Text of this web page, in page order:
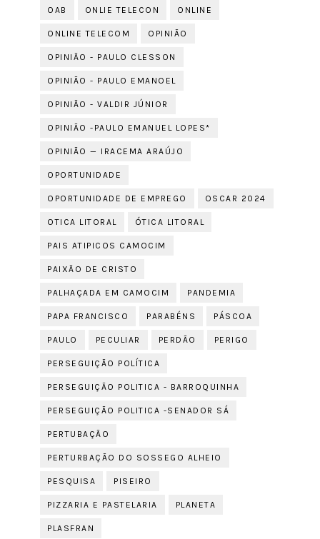
OAB ONLIE TELECON ONLINE
ONLINE TELECOM OPINIÃO
OPINIÃO - PAULO CLESSON
OPINIÃO - PAULO EMANOEL
OPINIÃO - VALDIR JÚNIOR
OPINIÃO -PAULO EMANUEL LOPES*
OPINIÃO — IRACEMA ARAÚJO
OPORTUNIDADE
OPORTUNIDADE DE EMPREGO OSCAR 2024
OTICA LITORAL ÓTICA LITORAL
PAIS ATIPICOS CAMOCIM
PAIXÃO DE CRISTO
PALHAÇADA EM CAMOCIM PANDEMIA
PAPA FRANCISCO PARABÉNS PÁSCOA
PAULO PECULIAR PERDÃO PERIGO
PERSEGUIÇÃO POLÍTICA
PERSEGUIÇÃO POLITICA - BARROQUINHA
PERSEGUIÇÃO POLITICA -SENADOR SÁ
PERTUBAÇÃO
PERTURBAÇÃO DO SOSSEGO ALHEIO
PESQUISA PISEIRO
PIZZARIA E PASTELARIA PLANETA
PLASFRAN